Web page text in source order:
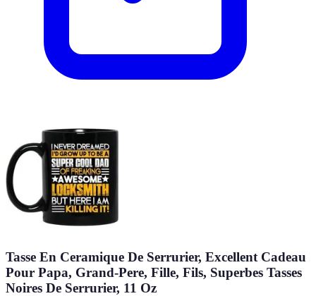
Tasse En Ceramique De Serrurier, Excellent Cadeau
Pour Papa, Grand-Pere, Fille, Fils, Superbes Tasses
Noires De Serrurier, 11 Oz